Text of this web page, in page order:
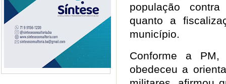
população
quanto a
município.
Conforme a
obedeceu a